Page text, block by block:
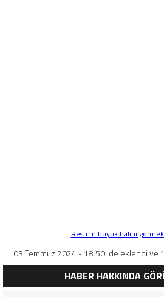
Resmin büyük halini görmek
03 Temmuz 2024 - 18:50 'de eklendi ve
HABER HAKKINDA